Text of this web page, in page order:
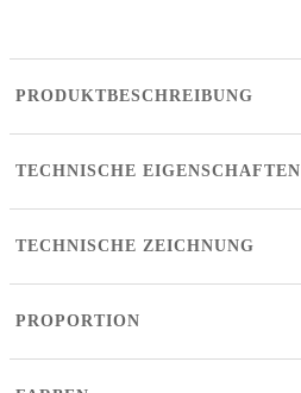
PRODUKTBESCHREIBUNG
TECHNISCHE EIGENSCHAFTEN
TECHNISCHE ZEICHNUNG
PROPORTION